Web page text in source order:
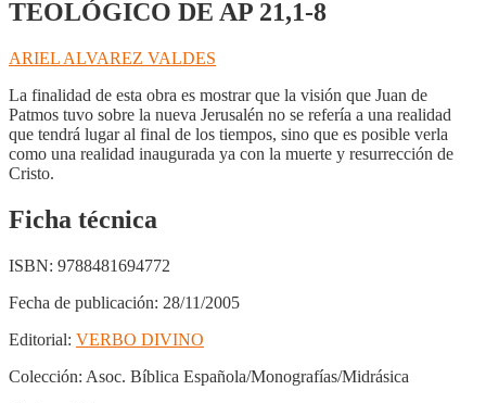
TEOLÓGICO DE AP 21,1-8
ARIEL ALVAREZ VALDES
La finalidad de esta obra es mostrar que la visión que Juan de
Patmos tuvo sobre la nueva Jerusalén no se refería a una realidad
que tendrá lugar al final de los tiempos, sino que es posible verla
como una realidad inaugurada ya con la muerte y resurrección de
Cristo.
Ficha técnica
ISBN: 9788481694772
Fecha de publicación: 28/11/2005
Editorial: VERBO DIVINO
Colección: Asoc. Bíblica Española/Monografías/Midrásica